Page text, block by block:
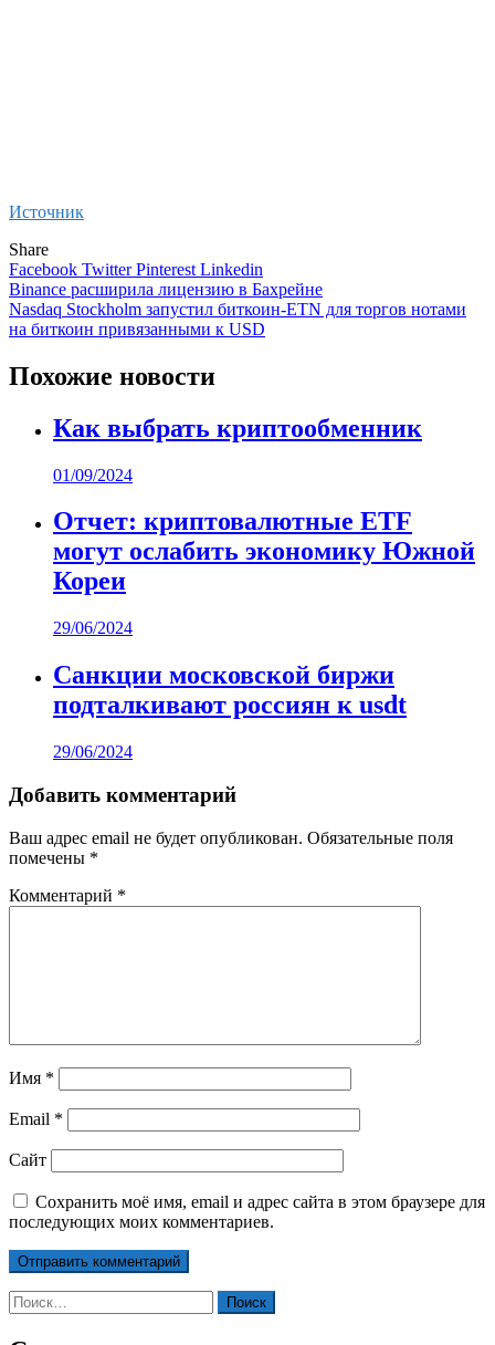
Источник
Share
Facebook TwitterPinterest Linkedin
Навигация
по
Binance расширила лицензию в Бахрейне
Nasdaq Stockholm запустил биткоин-ETN для торгов нотами
на биткоин привязанными к USD
Похожие новости
Как выбрать криптообменник
01/09/2024
Отчет: криптовалютные ETF
могут ослабить экономику Южной
Кореи
29/06/2024
Санкции московской биржи
подталкивают россиян к usdt
29/06/2024
Добавить комментарий
Ваш адрес email не будет опубликован. Обязательные поля
помечены *
Комментарий *
Имя *
Email *
Сайт
Сохранить моё имя, email и адрес сайта в этом браузере для
последующих моих комментариев.
Найти: